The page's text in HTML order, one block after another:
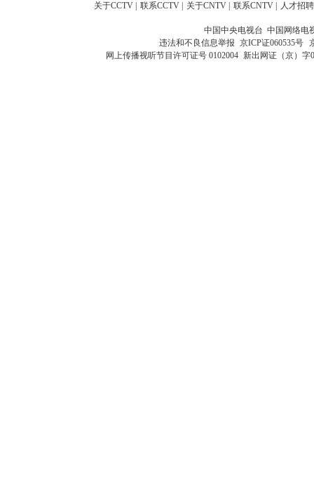
关于CCTV 联系CCTV 关于CNTV 联系CNTV 人才招聘
中国中央电视台 中国网络电
违法和不良信息举报 京ICP证060535号
网上传播视听节目许可证号 0102004 新出网证（京）